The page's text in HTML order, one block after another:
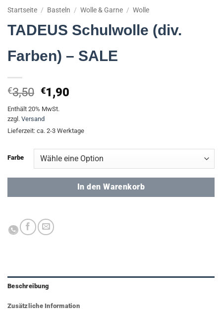
Startseite / Basteln / Wolle & Garne / Wolle
TADEUS Schulwolle (div.
Farben) – SALE
€3,50 Ursprünglicher
Preis
war:
€3,50
€1,90
€1,90.
Enthält 20% MwSt.
zzgl. Versand
Lieferzeit: ca. 2-3 Werktage
Farbe
In den Warenkorb
Beschreibung
Zusätzliche Information